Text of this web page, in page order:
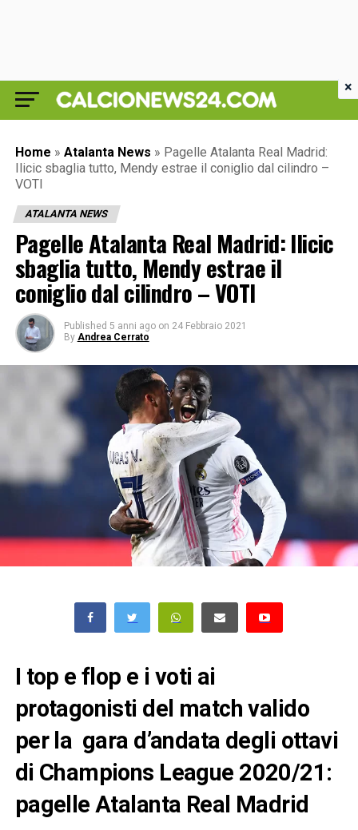
Home » Atalanta News » Pagelle Atalanta Real Madrid:
Ilicic sbaglia tutto, Mendy estrae il coniglio dal cilindro –
VOTI
ATALANTA NEWS
Pagelle Atalanta Real Madrid: Ilicic
sbaglia tutto, Mendy estrae il
coniglio dal cilindro – VOTI
Published 5 anni ago on 24 Febbraio 2021
By Andrea Cerrato
I top e flop e i voti ai
protagonisti del match valido
per la gara d’andata degli ottavi
di Champions League 2020/21:
pagelle Atalanta Real Madrid
×